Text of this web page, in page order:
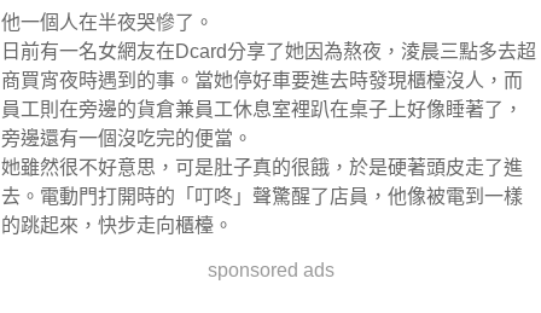
他一個人在半夜哭慘了。
日前有一名女網友在Dcard分享了她因為熬夜，淩晨三點多去超
商買宵夜時遇到的事。當她停好車要進去時發現櫃檯沒人，而
員工則在旁邊的貨倉兼員工休息室裡趴在桌子上好像睡著了，
旁邊還有一個沒吃完的便當。
她雖然很不好意思，可是肚子真的很餓，於是硬著頭皮走了進
去。電動門打開時的「叮咚」聲驚醒了店員，他像被電到一樣
的跳起來，快步走向櫃檯。
sponsored ads